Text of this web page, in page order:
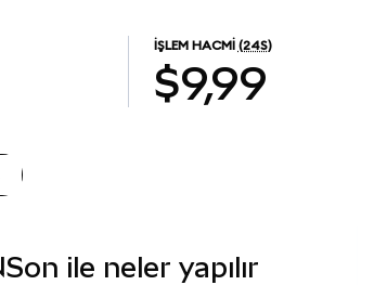
İŞLEM HACMI (24S)
$9,99
ile neler yapılır